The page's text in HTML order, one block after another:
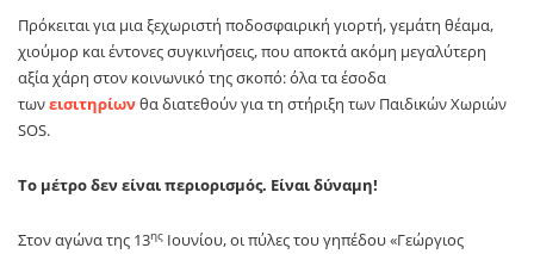
Πρόκειται για μια ξεχωριστή ποδοσφαιρική γιορτή, γεμάτη θέαμα,
χιούμορ και έντονες συγκινήσεις, που αποκτά ακόμη μεγαλύτερη
αξία χάρη στον κοινωνικό της σκοπό: όλα τα έσοδα
τωνεισιτηρίωνθα διατεθούν για τη στήριξη των Παιδικών Χωριών
SOS.
Το μέτρο δεν είναι περιορισμός. Είναι δύναμη!
Στον αγώνα της 13ης Ιουνίου, οι πύλες του γηπέδου «Γεώργιος